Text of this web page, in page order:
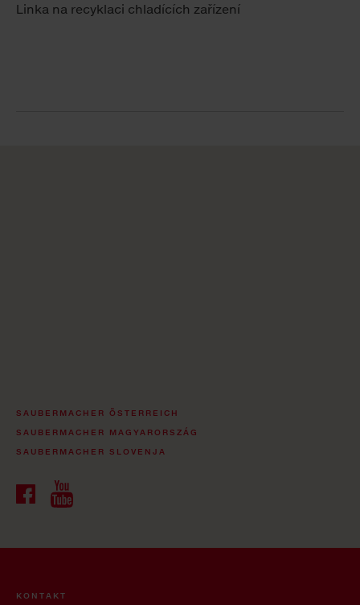
Linka na recyklaci chladících zařízení
SAUBERMACHER ÖSTERREICH
SAUBERMACHER MAGYARORSZÁG
SAUBERMACHER SLOVENJA
KONTAKT